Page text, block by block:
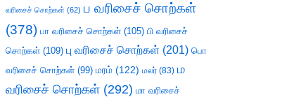
வரிசைச் சொற்கள் (62) ப வரிசைச் சொற்கள்
(378) பா வரிசைச் சொற்கள் (105) பி வரிசைச்
சொற்கள் (109) பு வரிசைச் சொற்கள் (201) பொ
வரிசைச் சொற்கள் (99) மரம் (122) மலர் (83) ம
வரிசைச் சொற்கள் (292) மா வரிசைச்